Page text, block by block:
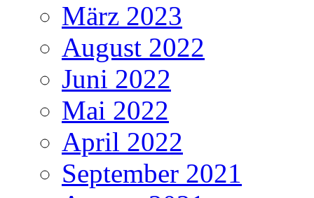
März 2023
August 2022
Juni 2022
Mai 2022
April 2022
September 2021